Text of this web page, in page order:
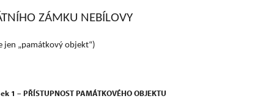
ZÁMKU NEBÍLOVY
jen „památkový objekt“)
1 – PŘÍSTUPNOST PAMÁTKOVÉHO OBJEKTU